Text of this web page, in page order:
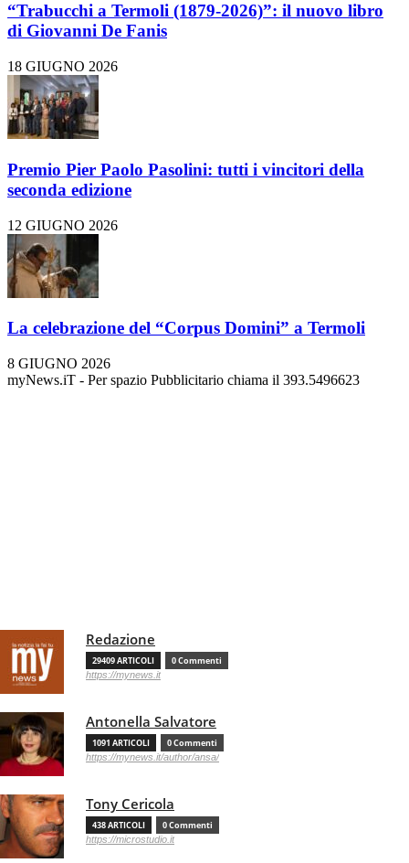
“Trabucchi a Termoli (1879-2026)”: il nuovo libro
di Giovanni De Fanis
18 GIUGNO 2026
Premio Pier Paolo Pasolini: tutti i vincitori della
seconda edizione
12 GIUGNO 2026
La celebrazione del “Corpus Domini” a Termoli
8 GIUGNO 2026
myNews.iT - Per spazio Pubblicitario chiama il 393.5496623
Redazione
29409 ARTICOLI 0 Commenti
https://mynews.it
Antonella Salvatore
1091 ARTICOLI 0 Commenti
https://mynews.it/author/ansa/
Tony Cericola
438 ARTICOLI 0 Commenti
https://microstudio.it